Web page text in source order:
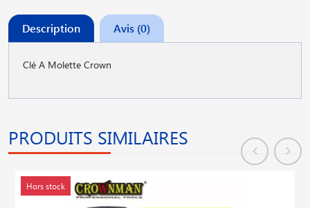
Description Avis (0)
Clé A Molette Crown
PRODUITS SIMILAIRES
Hors stock